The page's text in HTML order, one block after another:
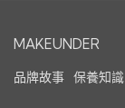
MAKEUNDER
品牌故事 保養知識